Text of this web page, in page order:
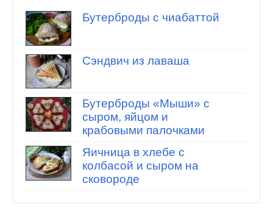
Бутерброды с чиабаттой
Сэндвич из лаваша
Бутерброды «Мыши» с
сыром, яйцом и
крабовыми палочками
Яичница в хлебе с
колбасой и сыром на
сковороде